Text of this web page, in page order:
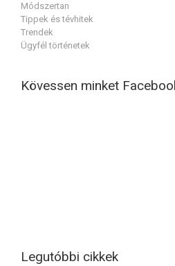
Módszertan
Tippek és tévhitek
Trendek
Ügyfél történetek
Kövessen minket
Legutóbbi cikkek